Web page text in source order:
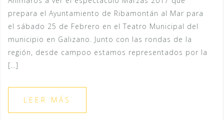
prepara el Ayuntamiento de Ribamontán al Mar para
el sábado 25 de Febrero en el Teatro Municipal del
municipio en Galizano. Junto con las rondas de la
región, desde campoo estamos representados por la
[…]
LEER MÁS